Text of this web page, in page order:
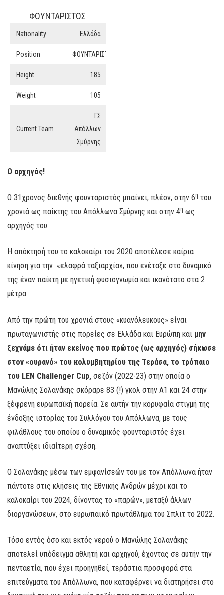
ΦΟΥΝΤΑΡΙΣΤΟΣ
Nationality Ελλάδα
Position ΦΟΥΝΤΑΡΙΣΤΟΣ
Height 185
Weight 105
Current Team
ΓΣ
Απόλλων
Σμύρνης
Ο αρχηγός!
Ο 31χρονος διεθνής φουνταριστός μπαίνει, πλέον, στην 6η του
χρονιά ως παίκτης του Απόλλωνα Σμύρνης και στην 4η ως
αρχηγός του.
Η απόκτησή του το καλοκαίρι του 2020 αποτέλεσε καίρια
κίνηση για την «ελαφρά ταξιαρχία», που ενέταξε στο δυναμικό
της έναν παίκτη με ηγετική φυσιογνωμία και ικανότατο στα 2
μέτρα.
Από την πρώτη του χρονιά στους «κυανόλευκους» είναι
πρωταγωνιστής στις πορείες σε Ελλάδα και Ευρώπη και μην
ξεχνάμε ότι ήταν εκείνος που πρώτος (ως αρχηγός) σήκωσε
στον «ουρανό» του κολυμβητηρίου της Τεράσα, το τρόπαιο
του LEN Challenger Cup, σεζόν (2022-23) στην οποία ο
Μανώλης Σολανάκης σκόραρε 83 (!) γκολ στην Α1 και 24 στην
ξέφρενη ευρωπαϊκή πορεία. Σε αυτήν την κορυφαία στιγμή της
ένδοξης ιστορίας του Συλλόγου του Απόλλωνα, με τους
φιλάθλους του οποίου ο δυναμικός φουνταριστός έχει
αναπτύξει ιδιαίτερη σχέση.
Ο Σολανάκης μέσω των εμφανίσεών του με τον Απόλλωνα ήταν
πάντοτε στις κλήσεις της Εθνικής Ανδρών μέχρι και το
καλοκαίρι του 2024, δίνοντας το «παρών», μεταξύ άλλων
διοργανώσεων, στο ευρωπαϊκό πρωτάθλημα του Σπλιτ το 2022.
Τόσο εντός όσο και εκτός νερού ο Μανώλης Σολανάκης
αποτελεί υπόδειγμα αθλητή και αρχηγού, έχοντας σε αυτήν την
πενταετία, που έχει προηγηθεί, τεράστια προσφορά στα
επιτεύγματα του Απόλλωνα, που καταφέρνει να διατηρήσει στο